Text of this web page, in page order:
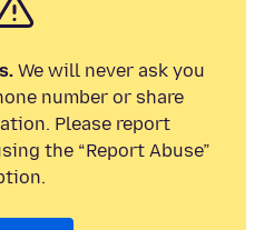
We will never ask you
number or share
Please report
the “Report Abuse”